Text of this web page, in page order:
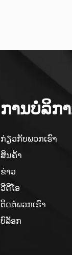
ການບໍລິກ
ກ່ຽວກັບພວກເຮົາ
ສິນຄ້າ
ຂ່າວ
ວີດີໂອ
ຕິດຕໍ່ພວກເຮົາ
ບົລັອກ